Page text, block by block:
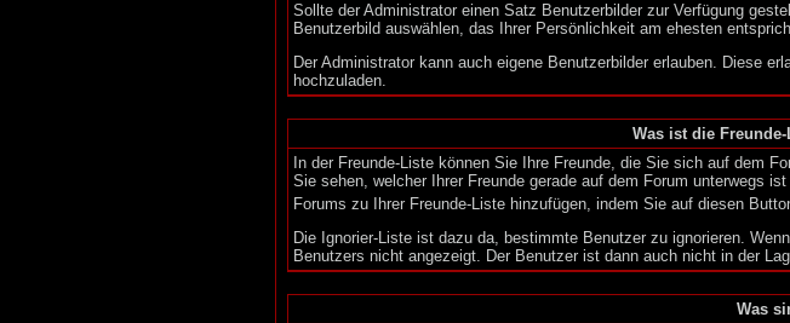
Sollte der Administrator einen Satz Benutzerbilder zur Verfügung
Benutzerbild auswählen, das Ihrer Persönlichkeit am ehesten
Der Administrator kann auch eigene Benutzerbilder erlauben. Diese
hochzuladen.
Was ist die
In der Freunde-Liste können Sie Ihre Freunde, die Sie sich auf dem
Sie sehen, welcher Ihrer Freunde gerade auf dem Forum unterwegs
Forums zu Ihrer Freunde-Liste hinzufügen, indem Sie auf diesen
Die Ignorier-Liste ist dazu da, bestimmte Benutzer zu ignorieren.
Benutzers nicht angezeigt. Der Benutzer ist dann auch nicht in der
Was